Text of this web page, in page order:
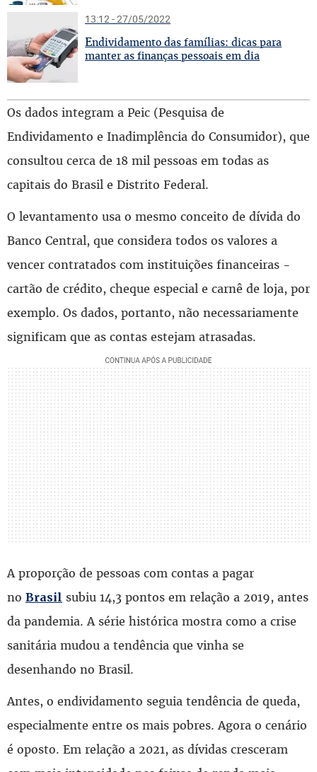
13:12 - 27/05/2022
Endividamento das famílias: dicas para
manter as finanças pessoais em dia
Os dados integram a Peic (Pesquisa de
Endividamento e Inadimplência do Consumidor), que
consultou cerca de 18 mil pessoas em todas as
capitais do Brasil e Distrito Federal.
O levantamento usa o mesmo conceito de dívida do
Banco Central, que considera todos os valores a
vencer contratados com instituições financeiras -
cartão de crédito, cheque especial e carnê de loja, por
exemplo. Os dados, portanto, não necessariamente
significam que as contas estejam atrasadas.
A proporção de pessoas com contas a pagar
no Brasil subiu 14,3 pontos em relação a 2019, antes
da pandemia. A série histórica mostra como a crise
sanitária mudou a tendência que vinha se
desenhando no Brasil.
Antes, o endividamento seguia tendência de queda,
especialmente entre os mais pobres. Agora o cenário
é oposto. Em relação a 2021, as dívidas cresceram